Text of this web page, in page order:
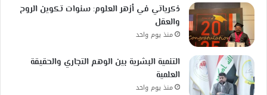
ذكرياتي في أزهر العلوم: سنوات تكوين الروح
والعقل
منذ يوم واحد
التنمية البشرية بين الوهم التجاري والحقيقة
العلمية
منذ يوم واحد